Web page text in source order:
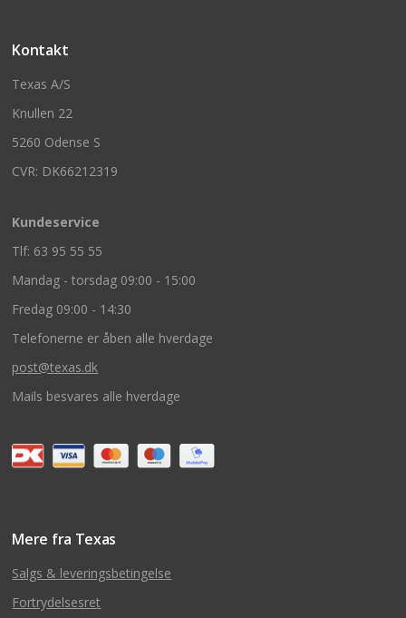
Kontakt
Texas A/S
Knullen 22
5260 Odense S
CVR: DK66212319
Kundeservice
Tlf: 63 95 55 55
Mandag - torsdag 09:00 - 15:00
Fredag 09:00 - 14:30
Telefonerne er åben alle hverdage
post@texas.dk
Mails besvares alle hverdage
Mere fra Texas
Salgs & leveringsbetingelse
Fortrydelsesret